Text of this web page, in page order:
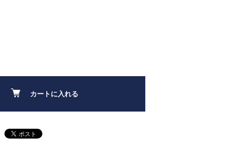
カートに入れる